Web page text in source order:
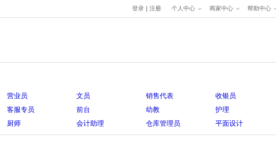
登录 注册 个人中心 商家中心 帮助中心
营业员 文员 销售代表 收银员
客服专员 前台 幼教 护理
厨师 会计助理 仓库管理员 平面设计